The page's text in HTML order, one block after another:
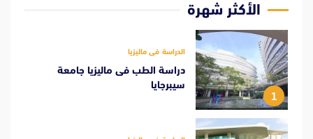
الأكثر شهرة
1
الدراسة فى ماليزيا
دراسة الطب فى ماليزيا جامعة
سيبرجايا